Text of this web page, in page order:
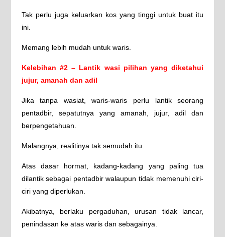
Tak perlu juga keluarkan kos yang tinggi untuk buat itu
ini.
Memang lebih mudah untuk waris.
Kelebihan #2 – Lantik wasi pilihan yang diketahui
jujur, amanah dan adil
Jika tanpa wasiat, waris-waris perlu lantik seorang
pentadbir, sepatutnya yang amanah, jujur, adil dan
berpengetahuan.
Malangnya, realitinya tak semudah itu.
Atas dasar hormat, kadang-kadang yang paling tua
dilantik sebagai pentadbir walaupun tidak memenuhi ciri-
ciri yang diperlukan.
Akibatnya, berlaku pergaduhan, urusan tidak lancar,
penindasan ke atas waris dan sebagainya.